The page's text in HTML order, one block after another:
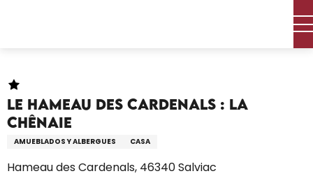
Le Hameau des Cardenals : La
Chênaie
AMUEBLADOS Y ALBERGUES CASA
Hameau des Cardenals, 46340 Salviac